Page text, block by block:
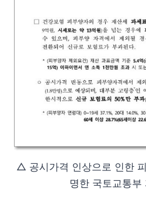
△ 공시가격 인상으로 인한
명한 국토교통부